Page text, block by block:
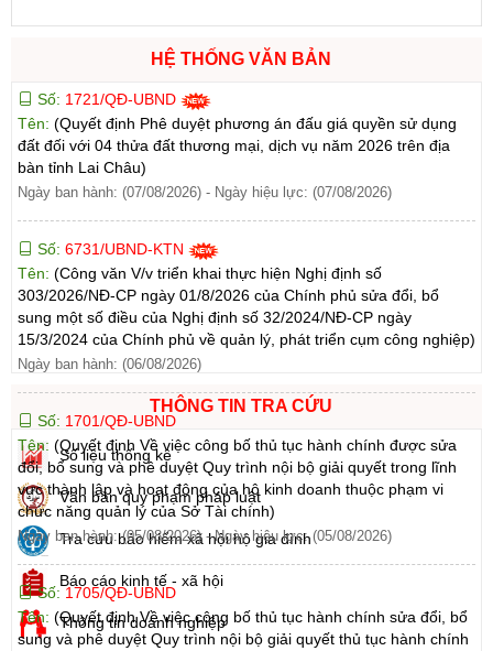
HỆ THỐNG VĂN BẢN
Số: 1721/QĐ-UBND
Tên: (Quyết định Phê duyệt phương án đấu giá quyền sử dụng
đất đối với 04 thửa đất thương mại, dịch vụ năm 2026 trên địa
bàn tỉnh Lai Châu)
Ngày ban hành: (07/08/2026) - Ngày hiệu lực: (07/08/2026)
Số: 6731/UBND-KTN
Tên: (Công văn V/v triển khai thực hiện Nghị định số
303/2026/NĐ-CP ngày 01/8/2026 của Chính phủ sửa đổi, bổ
sung một số điều của Nghị định số 32/2024/NĐ-CP ngày
15/3/2024 của Chính phủ về quản lý, phát triển cụm công nghiệp)
Ngày ban hành: (06/08/2026)
Số: 1701/QĐ-UBND
Tên: (Quyết định Về việc công bố thủ tục hành chính được sửa
đổi, bổ sung và phê duyệt Quy trình nội bộ giải quyết trong lĩnh
vực thành lập và hoạt động của hộ kinh doanh thuộc phạm vi
chức năng quản lý của Sở Tài chính)
Ngày ban hành: (05/08/2026) -Ngày hiệu lực: (05/08/2026)
Số: 1705/QĐ-UBND
Tên: (Quyết định Về việc công bố thủ tục hành chính sửa đổi, bổ
sung và phê duyệt Quy trình nội bộ giải quyết thủ tục hành chính
THÔNG TIN TRA CỨU
Số liệu thống kê
Văn bản quy phạm pháp luật
Tra cứu bảo hiểm xã hội hộ gia đình
Báo cáo kinh tế - xã hội
Thông tin doanh nghiệp